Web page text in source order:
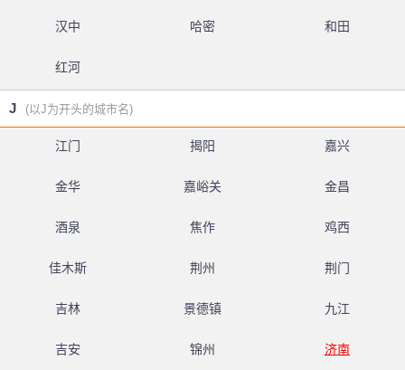
汉中 哈密 和田
红河
J (以J为开头的城市名)
江门 揭阳 嘉兴
金华 嘉峪关 金昌
酒泉 焦作 鸡西
佳木斯 荆州 荆门
吉林 景德镇 九江
吉安 锦州 济南